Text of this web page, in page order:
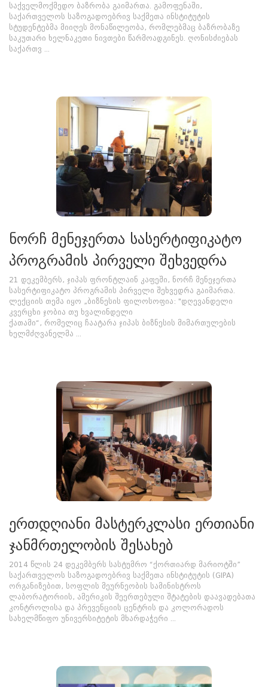
საქველმოქმედო ბაზრობა გაიმართა. გამოფენაში,
საქართველოს საზოგადოებრივ საქმეთა ინსტიტუტის
სტუდენტებმა მიიღეს მონაწილეობა, რომლებმაც ბაზრობაზე
საკუთარი ხელნაკეთი ნივთები წარმოადგინეს. ღონისძიებას
საქართვ ...
ნორჩ მენეჯერთა სასერტიფიკატო
პროგრამის პირველი შეხვედრა
21 დეკემბერს, ჯიპას ფრონტლაინ კაფეში, ნორჩ მენეჯერთა
სასერტიფიკატო პროგრამის პირველი შეხვედრა გაიმართა.
ლექციის თემა იყო „ბიზნესის ფილოსოფია: "დღევანდელი
კვერცხი ჯობია თუ ხვალინდელი
ქათამი“, რომელიც ჩაატარა ჯიპას ბიზნესის მიმართულების
ხელმძღვანელმა ...
ერთდღიანი მასტერკლასი ერთიანი
ჯანმრთელობის შესახებ
2014 წლის 24 დეკემბერს სასტუმრო “ქორთიარდ მარიოტში”
საქართველოს საზოგადოებრივ საქმეთა ინსტიტუტის (GIPA)
ორგანიზებით, სოფლის მეურნეობის სამინისტროს
ლაბორატორიის, ამერიკის შეერთებული შტატების დაავადებათა
კონტროლისა და პრევენციის ცენტრის და კოლორადოს
სახელმწიფო უნივერსიტეტის მხარდაჭერი ...